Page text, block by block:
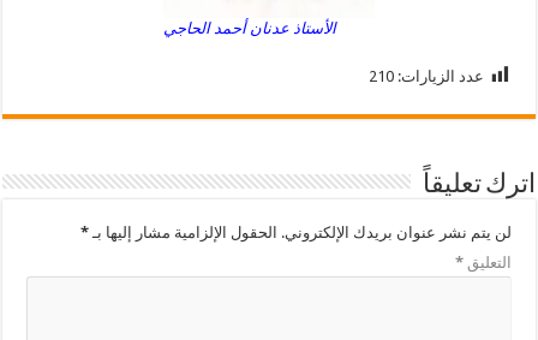
الأستاذ عدنان أحمد الحاجي
عدد الزيارات: 210
اترك تعليقاً
لن يتم نشر عنوان بريدك الإلكتروني. الحقول الإلزامية مشار إليها بـ*
التعليق*